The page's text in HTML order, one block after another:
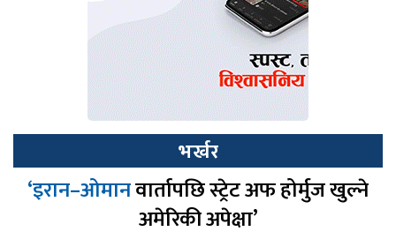
भर्खर
‘इरान–ओमानवार्तापछि स्ट्रेट अफ होर्मुज खुल्ने
अमेरिकी अपेक्षा’